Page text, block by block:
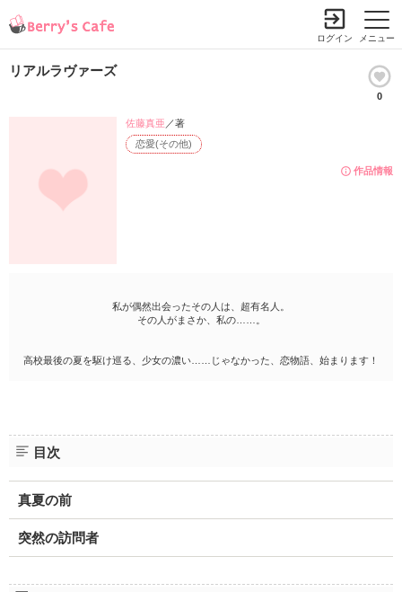
メニュー
ログイン
リアルラヴァーズ
0
作品情報
恋愛(その他)
佐藤真亜 ／著
私が偶然出会ったその人は、超有名人。
その人がまさか、私の……。
高校最後の夏を駆け巡る、少女の濃い……じゃなかった、恋物語、始まります！
目次
真夏の前
突然の訪問者